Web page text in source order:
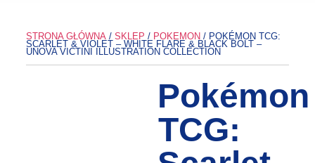
STRONA GŁÓWNA/ SKLEP / POKEMON / POKÉMON TCG:
SCARLET & VIOLET – WHITE FLARE & BLACK BOLT –
UNOVA VICTINI ILLUSTRATION COLLECTION
Pokémon
TCG: